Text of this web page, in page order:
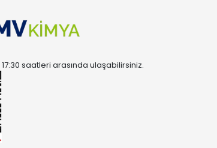
saatleri arasında ulaşabilirsiniz.